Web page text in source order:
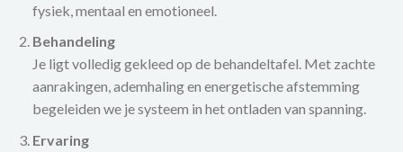
fysiek, mentaal en emotioneel.
Behandeling
Je ligt volledig gekleed op de behandeltafel. Met zachte
aanrakingen, ademhaling en energetische afstemming
begeleiden we je systeem in het ontladen van spanning.
Ervaring